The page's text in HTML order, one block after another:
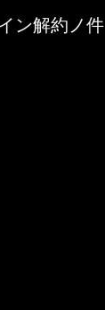
ン解約ノ件